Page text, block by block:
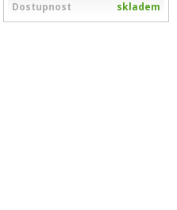
Dostupnost skladem